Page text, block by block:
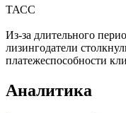
ТАСС
Из-за длительного
лизингодатели
платежеспособности
Аналитика